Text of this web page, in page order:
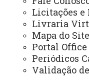
Licitações e
Livraria
Mapa do Site
Portal Office
Periódicos
Validação
Assistência Estudantil
Auditoria Interna
Avaliação Institucional
Convênios e Captação